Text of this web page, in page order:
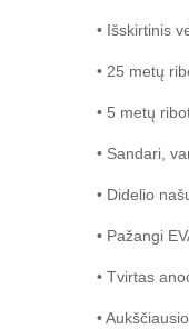
• Išskirtinis
• 25 metų
• 5 metų
• Sandari,
• Didelio
• Pažangi
• Tvirtas
•